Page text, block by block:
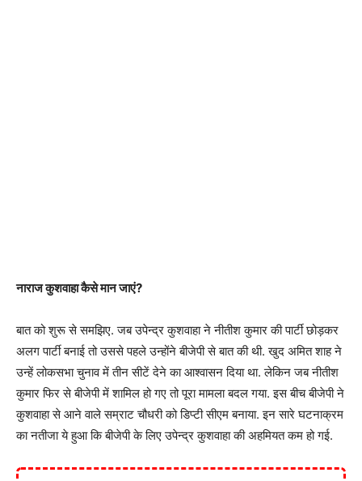
नाराज कुशवाहा कैसे मान जाएं?
बात को शुरू से समझिए. जब उपेन्द्र कुशवाहा ने नीतीश कुमार की पार्टी छोड़कर
अलग पार्टी बनाई तो उससे पहले उन्होंने बीजेपी से बात की थी. खुद अमित शाह ने
उन्हें लोकसभा चुनाव में तीन सीटें देने का आश्वासन दिया था. लेकिन जब नीतीश
कुमार फिर से बीजेपी में शामिल हो गए तो पूरा मामला बदल गया. इस बीच बीजेपी ने
कुशवाहा से आने वाले सम्राट चौधरी को डिप्टी सीएम बनाया. इन सारे घटनाक्रम
का नतीजा ये हुआ कि बीजेपी के लिए उपेन्द्र कुशवाहा की अहमियत कम हो गई.